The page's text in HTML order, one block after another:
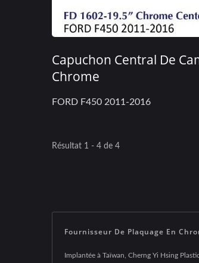
Capuchon Central De
Chrome
FORD F450 2011-2016
Résultat 1 - 4 de 4
Fournisseur De Plaquage En
Implantée à Taïwan, Cherng Yi Hsing